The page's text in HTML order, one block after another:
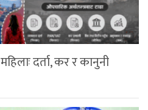
दर्ता, कर र कानुनी